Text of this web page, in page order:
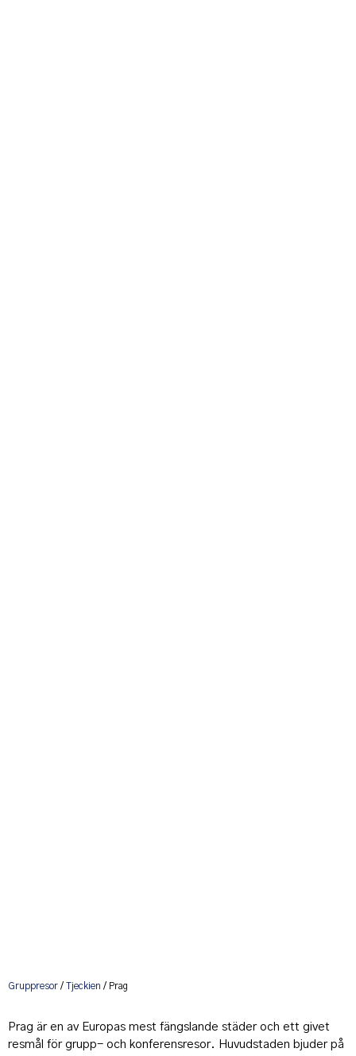
Gruppresor / Tjeckien / Prag
Prag är en av Europas mest fängslande städer och ett givet
resmål för grupp- och konferensresor. Huvudstaden bjuder på